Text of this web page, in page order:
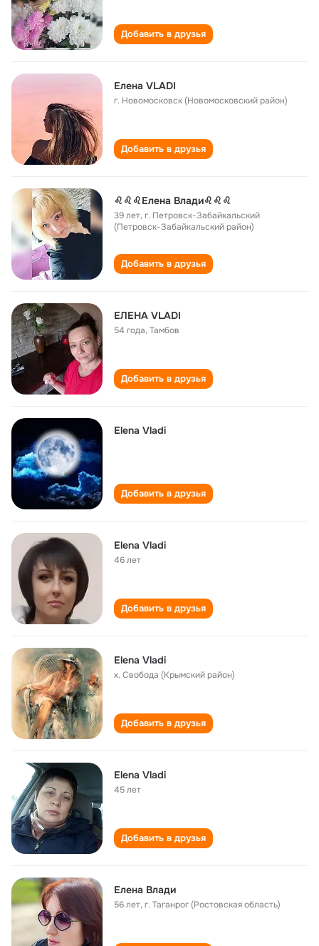
Добавить в друзья
Елена VLADI
г. Новомосковск (Новомосковский район)
Добавить в друзья
♌♌♌Елена Влади♌♌♌
39 лет,г. Петровск-Забайкальский
(Петровск-Забайкальский район)
Добавить в друзья
ЕЛЕНА VLADI
54 года,Тамбов
Добавить в друзья
Elena Vladi
Добавить в друзья
Elena Vladi
46 лет
Добавить в друзья
Elena Vladi
х. Свобода (Крымский район)
Добавить в друзья
Elena Vladi
45 лет
Добавить в друзья
Елена Влади
56 лет,г. Таганрог (Ростовская область)